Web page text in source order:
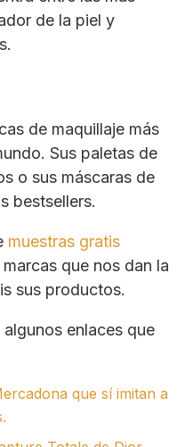
de la piel y
de maquillaje más
Sus paletas de
o sus máscaras de
bestsellers.
muestras gratis
que nos dan la
sus productos.
enlaces que
que sí imitan a